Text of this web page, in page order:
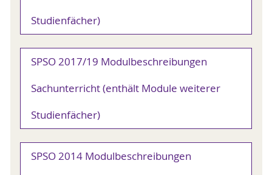
Studienfächer)
SPSO 2017/19 Modulbeschreibungen
Sachunterricht (enthält Module weiterer
Studienfächer)
SPSO 2014 Modulbeschreibungen